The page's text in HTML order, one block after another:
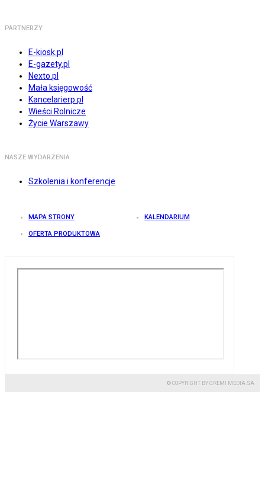
PARTNERZY
E-kiosk.pl
E-gazety.pl
Nexto.pl
Mała księgowość
Kancelarierp.pl
Wieści Rolnicze
Życie Warszawy
NASZE WYDARZENIA
Szkolenia i konferencje
MAPA STRONY KALENDARIUM
OFERTA PRODUKTOWA
© COPYRIGHT BY GREMI MEDIA SA